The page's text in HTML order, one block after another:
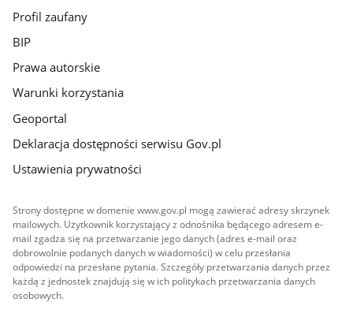
Profil zaufany
BIP
Prawa autorskie
Warunki korzystania
Geoportal
Deklaracja dostępności serwisu Gov.pl
Ustawienia prywatności
Strony dostępne w domenie www.gov.pl mogą zawierać adresy skrzynek
mailowych. Użytkownik korzystający z odnośnika będącego adresem e-
mail zgadza się na przetwarzanie jego danych (adres e-mail oraz
dobrowolnie podanych danych w wiadomości) w celu przesłania
odpowiedzi na przesłane pytania. Szczegóły przetwarzania danych przez
każdą z jednostek znajdują się w ich politykach przetwarzania danych
osobowych.